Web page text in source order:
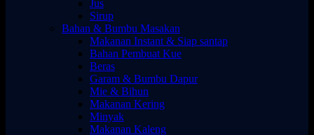
Jus
Sirup
Bahan & Bumbu Masakan
Makanan Instant & Siap santap
Bahan Pembuat Kue
Beras
Garam & Bumbu Dapur
Mie & Bihun
Makanan Kering
Minyak
Makanan Kaleng